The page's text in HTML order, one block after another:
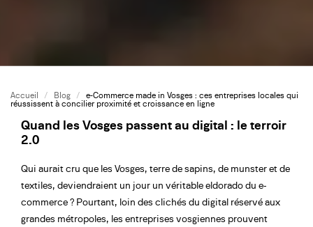
Accueil / Blog / e-Commerce made in Vosges : ces entreprises locales qui
réussissent à concilier proximité et croissance en ligne
Quand les Vosges passent au digital : le terroir
2.0
Qui aurait cru que les Vosges, terre de sapins, de munster et de
textiles, deviendraient un jour un véritable eldorado du e-
commerce ? Pourtant, loin des clichés du digital réservé aux
grandes métropoles, les entreprises vosgiennes prouvent